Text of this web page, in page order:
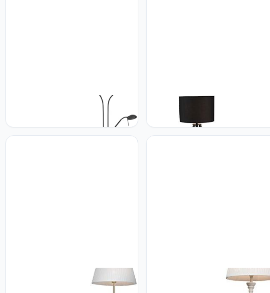
Qazqa QAZQA - Moderne vloerlamp
dimmer - Divo | Dimmer | Dimbaar |
Woonkamer | Slaapkamer | Keuken -
Qazqa QAZQA - Modern Set van
tafel- en vloerlamp met kap zwart -
Pip | Woonkamer | Slaapkamer |
Keuken - Hout Rond - E27 Geschikt
Qazqa QAZQA - Retro Retro
vloerlamp messing met Plisse kap
Qazqa QAZQA - Retro Landelijke
vloerlamp grijs met witte plissé kap -